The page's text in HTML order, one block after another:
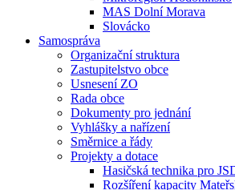
MAS Dolní Morava
Slovácko
Samospráva
Organizační struktura
Zastupitelstvo obce
Usnesení ZO
Rada obce
Dokumenty pro jednání
Vyhlášky a nařízení
Směrnice a řády
Projekty a dotace
Hasičská technika pro
Rozšíření kapacity